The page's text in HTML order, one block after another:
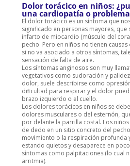
Dolor torácico en niños:
una cardiopatía o
El dolor torácico es un síntoma que
significado en personas mayores, que
infarto de miocardio (músculo del
pecho. Pero en niños no tienen
si no va asociado a otros síntomas,
sensación de falta de aire.
Los síntomas anginosos son muy
vegetativos como sudoración y
dolor, suele describirse como
dificultad para respirar y el dolor
brazo izquierdo o el cuello.
Los dolores torácicos en niños se
dolores musculares o del esternón,
por delante la parrilla costal. Los
de dedo en un sitio concreto del
movimiento o la respiración profunda
estando quietos y desaparece en
síntomas como palpitaciones (lo cual
arritmia).